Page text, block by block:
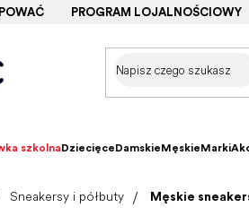
PROGRAM LOJALNOŚCIOWY
szkolnaDziecięceDamskieMęskieMarki
Sneakersy i półbuty Męskie